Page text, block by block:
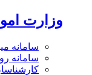
وزارت
سامانه
سامانه